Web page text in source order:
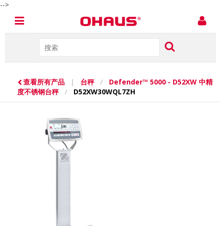
-->
查看所有产品 | 台秤 /
Defender™ 5000 - D52XW 中精
度不锈钢台秤
/ D52XW30WQL7ZH